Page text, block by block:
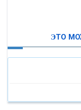
«БАНК
ЭТО